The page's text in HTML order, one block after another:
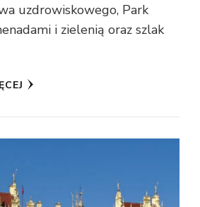
uzdrowiskowego, Park
i zielenią oraz szlak